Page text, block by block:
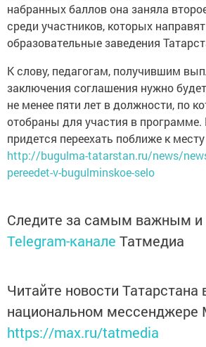
набранных баллов она заняла
среди участников, которых
образовательные заведения
К слову, педагогам, получившим
заключения соглашения нужно
не менее пяти лет в должности, по
отобраны для участия в программе.
придется переехать поближе к
http://bugulma-tatarstan.ru/news/
pereedet-v-bugulminskoe-selo
Следите за самым важным и
Telegram-канале Татмедиа
Читайте новости Татарстана
национальном мессенджере
https://max.ru/tatmedia